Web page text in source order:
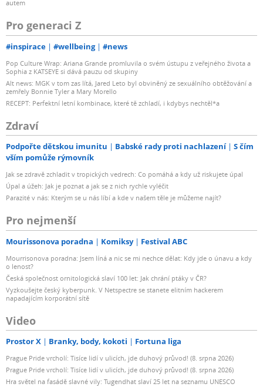
autem
Pro generaci Z
#inspirace #wellbeing #news
Pop Culture Wrap: Ariana Grande promluvila o svém ústupu z veřejného života a
Sophia z KATSEYE si dává pauzu od skupiny
Alt news: MGK v tom zas lítá, Jared Leto byl obviněný ze sexuálního obtěžování a
zemřely Bonnie Tyler a Mary Morello
RECEPT: Perfektní letní kombinace, které tě zchladí, i kdybys nechtěl*a
Zdraví
Podpořte dětskou imunitu Babské rady proti nachlazení
S čím
vším pomůže rýmovník
Jak se zdravě zchladit v tropických vedrech: Co pomáhá a kdy už riskujete úpal
Úpal a úžeh: Jak je poznat a jak se z nich rychle vyléčit
Parazité v nás: Kterým se u nás líbí a kde v našem těle je můžeme najít?
Pro nejmenší
Mourissonova poradna Komiksy Festival ABC
Mourrisonova poradna: Jsem líná a nic se mi nechce dělat: Kdy jde o únavu a kdy
o lenost?
Česká společnost ornitologická slaví 100 let: Jak chrání ptáky v ČR?
Vyzkoušejte český kyberpunk. V Netspectre se stanete elitním hackerem
napadajícím korporátní sítě
Video
Prostor X Branky, body, kokoti Fortuna liga
Prague Pride vrcholí: Tisíce lidí v ulicích, jde duhový průvod! (8. srpna 2026)
Prague Pride vrcholí: Tisíce lidí v ulicích, jde duhový průvod! (8. srpna 2026)
Hra světel na fasádě slavné vily: Tugendhat slaví 25 let na seznamu UNESCO